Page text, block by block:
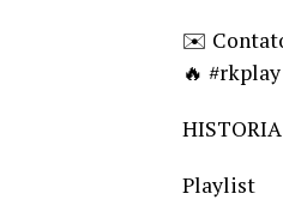
✉️
🔥
Playlist